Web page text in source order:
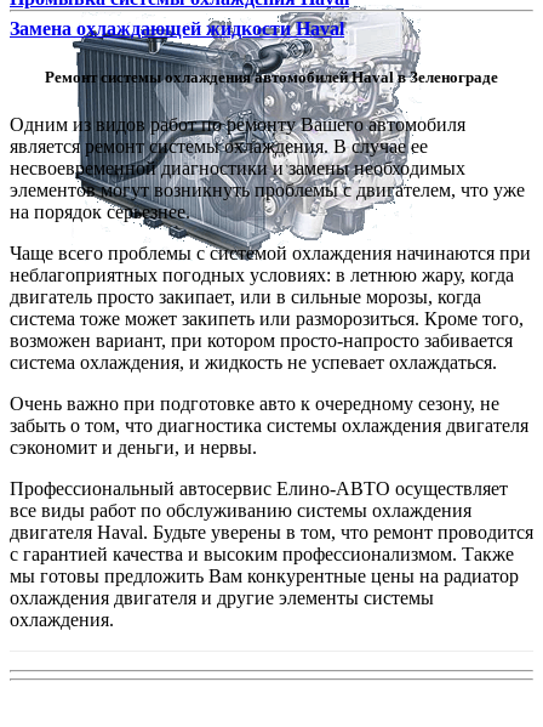
Замена охлаждающей жидкости Haval
Ремонт системы охлаждения автомобилей Haval в Зеленограде
Одним из видов работ по ремонту Вашего автомобиля
является ремонт системы охлаждения. В случае ее
несвоевременной диагностики и замены необходимых
элементов могут возникнуть проблемы с двигателем, что уже
на порядок серьезнее.
Чаще всего проблемы с системой охлаждения начинаются при
неблагоприятных погодных условиях: в летнюю жару, когда
двигатель просто закипает, или в сильные морозы, когда
система тоже может закипеть или разморозиться. Кроме того,
возможен вариант, при котором просто-напросто забивается
система охлаждения, и жидкость не успевает охлаждаться.
Очень важно при подготовке авто к очередному сезону, не
забыть о том, что диагностика системы охлаждения двигателя
сэкономит и деньги, и нервы.
Профессиональный автосервис Елино-АВТО осуществляет
все виды работ по обслуживанию системы охлаждения
двигателя Haval. Будьте уверены в том, что ремонт проводится
с гарантией качества и высоким профессионализмом. Также
мы готовы предложить Вам конкурентные цены на радиатор
охлаждения двигателя и другие элементы системы
охлаждения.